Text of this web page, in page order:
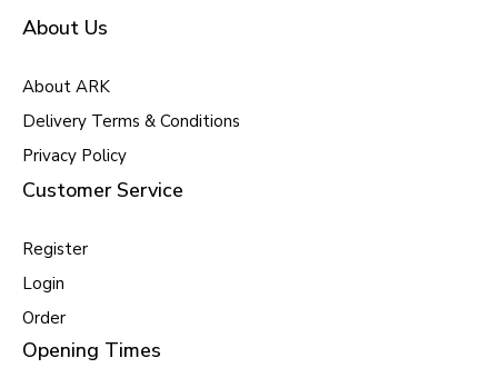
About Us
About ARK
Delivery Terms & Conditions
Privacy Policy
Customer Service
Register
Login
Order
Opening Times